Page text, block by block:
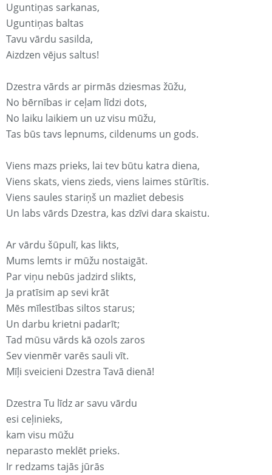
Uguntiņas sarkanas,
Uguntiņas baltas
Tavu vārdu sasilda,
Aizdzen vējus saltus!
Dzestra vārds ar pirmās dziesmas žūžu,
No bērnības ir ceļam līdzi dots,
No laiku laikiem un uz visu mūžu,
Tas būs tavs lepnums, cildenums un gods.
Viens mazs prieks, lai tev būtu katra diena,
Viens skats, viens zieds, viens laimes stūrītis.
Viens saules stariņš un mazliet debesis
Un labs vārds Dzestra, kas dzīvi dara skaistu.
Ar vārdu šūpulī, kas likts,
Mums lemts ir mūžu nostaigāt.
Par viņu nebūs jadzird slikts,
Ja pratīsim ap sevi krāt
Mēs mīlestības siltos starus;
Un darbu krietni padarīt;
Tad mūsu vārds kā ozols zaros
Sev vienmēr varēs sauli vīt.
Mīļi sveicieni Dzestra Tavā dienā!
Dzestra Tu līdz ar savu vārdu
esi ceļinieks,
kam visu mūžu
neparasto meklēt prieks.
Ir redzams tajās jūrās